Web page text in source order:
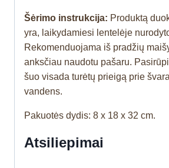
Šėrimo instrukcija: Produktą
yra, laikydamiesi lentelėje
Rekomenduojama iš pradžių
anksčiau naudotu pašaru.
šuo visada turėtų prieigą prie
vandens.
Pakuotės dydis: 8 x 18 x 32 cm.
Atsiliepimai